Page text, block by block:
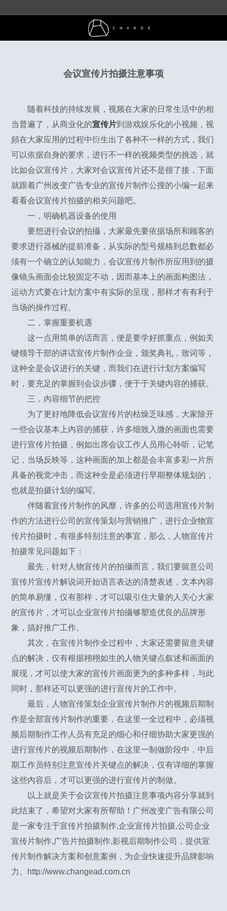
会议宣传片拍摄注意事项
随着科技的持续发展，视频在大家的日常生活中的相
当普遍了，从商业化的宣传片到游戏娱乐化的小视频，视
頻在大家应用的过程中衍生出了各种不一样的方式，我们
可以依据自身的要求，进行不一样的视频类型的挑选，就
比如会议宣传片，大家对会议宣传片还不是很了接，下面
就跟着广州改变广告专业的宣传片制作公搜的小编一起来
看看会议宣传片拍摄的相关问题吧。
一，明确机器设备的使用
要想进行会议的拍攝，大家最先要依据场所和顾客的
要求进行器械的提前准备，从实际的型号规格到总数都必
须有一个确立的认知能力，会议宣传片制作所应用到的摄
像镜头画面会比较固定不动，因而基本上的画面构图法，
运动方式要在计划方案中有实际的呈现，那样才有有利于
当场的操作过程。
二，掌握重要机遇
这一点用简单的话而言，便是要学好抓重点，例如关
键领导干部的讲话宣传片制作企业，颁奖典礼，致词等，
这种全是会议进行的关键，而我们在进行计划方案编写
时，要充足的掌握到会议步骤，便于于关键內容的捕获。
三，內容细节的把控
为了更好地降低会议宣传片的枯燥乏味感，大家除开
一些会议基本上內容的捕获，许多细致入微的画面也需要
进行宣传片拍摄，例如出席会议工作人员用心聆听，记笔
记，当场反映等，这种画面的加上都是会丰富多彩一片所
具备的视觉冲击，而这种全是必须进行早期整体规划的，
也就是拍摄计划的编写。
伴随着宣传片制作的风靡，许多的公司选用宣传片制
作的方法进行公司的宣传策划与营销推广，进行企业物宣
传片拍摄时，有很多特别注意的事宜，那么，人物宣传片
拍摄常见问题如下：
最先，针对人物宣传片的拍攝而言，我们要留意公司
宣传片宣传片解说词开始语言表达的清楚表述，文本內容
的简单易懂，仅有那样，才可以吸引住大量的人关心大家
的宣传片，才可以企业宣传片拍攝够塑造优良的品牌形
象，搞好推广工作。
其次，在宣传片制作全过程中，大家还需要留意关键
点的解决，仅有根据栩栩如生的人物关键点叙述和画面的
展现，才可以使大家的宣传片画面更为的多种多样，与此
同时，那样还可以更强的进行宣传片的工作中。
最后，人物宣传策划企业宣传片制作片的视频后期制
作是全部宣传片制作的重要，在这里一全过程中，必须视
频后期制作工作人员有充足的细心和仔细协助大家更强的
进行宣传片的视频后期制作，在这里一制做阶段中，中后
期工作员特别注意宣传片关键点的解决，仅有详细的掌握
这些內容后，才可以更强的进行宣传片的制做。
以上就是关于会议宣传片拍摄注意事项内容分享就到
此结束了，希望对大家有所帮助！广州改变广告有限公司
是一家专注于宣传片拍摄制作,企业宣传片拍摄,公司企业
宣传片制作,广告片拍摄制作,影视后期制作公司，提供宣
传片制作解决方案和创意案例，为企业快速提升品牌影响
力。 http://www.changead.com.cn